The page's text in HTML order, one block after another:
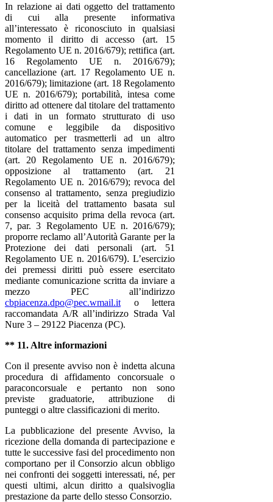
In relazione ai dati oggetto del trattamento
di cui alla presente informativa
all’interessato è riconosciuto in qualsiasi
momento il diritto di accesso (art. 15
Regolamento UE n. 2016/679); rettifica (art.
16 Regolamento UE n. 2016/679);
cancellazione (art. 17 Regolamento UE n.
2016/679); limitazione (art. 18 Regolamento
UE n. 2016/679); portabilità, intesa come
diritto ad ottenere dal titolare del trattamento
i dati in un formato strutturato di uso
comune e leggibile da dispositivo
automatico per trasmetterli ad un altro
titolare del trattamento senza impedimenti
(art. 20 Regolamento UE n. 2016/679);
opposizione al trattamento (art. 21
Regolamento UE n. 2016/679); revoca del
consenso al trattamento, senza pregiudizio
per la liceità del trattamento basata sul
consenso acquisito prima della revoca (art.
7, par. 3 Regolamento UE n. 2016/679);
proporre reclamo all’Autorità Garante per la
Protezione dei dati personali (art. 51
Regolamento UE n. 2016/679).L’esercizio
dei premessi diritti può essere esercitato
mediante comunicazione scritta da inviare a
mezzo PEC all’indirizzo
cbpiacenza.dpo@pec.wmail.it o lettera
raccomandata A/R all’indirizzo Strada Val
Nure 3 – 29122 Piacenza (PC).
** 11. Altre informazioni
Con il presente avviso non è indetta alcuna
procedura di affidamento concorsuale o
paraconcorsuale e pertanto non sono
previste graduatorie, attribuzione di
punteggi o altre classificazioni di merito.
La pubblicazione del presente Avviso, la
ricezione della domanda di partecipazione e
tutte le successive fasi del procedimento non
comportano per il Consorzio alcun obbligo
nei confronti dei soggetti interessati, né, per
questi ultimi, alcun diritto a qualsivoglia
prestazione da parte dello stesso Consorzio.